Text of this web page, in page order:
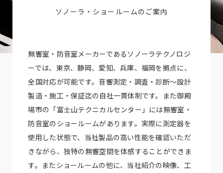
ソノーラ・ショールームのご案内
無響室・防音室メーカーであるソノーラテクノロジ
ーでは、東京、静岡、愛知、兵庫、福岡を拠点に、
全国対応が可能です。音響測定・調査・診断～設計
製造・施工・保証迄の自社一貫体制です。また御殿
場市の「富士山テクニカルセンター」には無響室・
防音室のショールームがあります。実際に測定器を
使用した状態で、当社製品の高い性能を確認いただ
きながら、独特の無響空間を体感することができま
す。またショールームの他に、当社紹介の映像、工